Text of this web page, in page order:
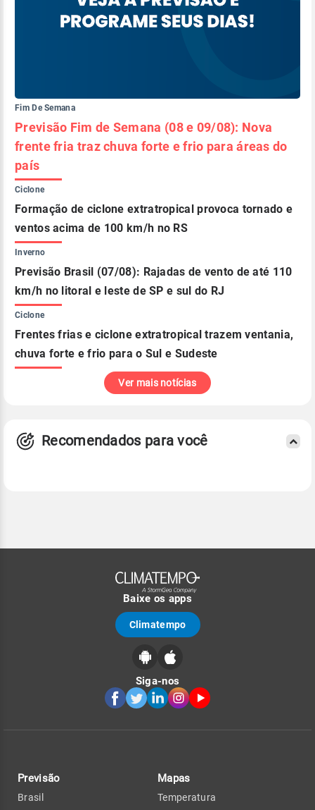
Fim De Semana
Previsão Fim de Semana (08 e 09/08): Nova
frente fria traz chuva forte e frio para áreas do
país
Ciclone
Formação de ciclone extratropical provoca tornado e
ventos acima de 100 km/h no RS
Inverno
Previsão Brasil (07/08): Rajadas de vento de até 110
km/h no litoral e leste de SP e sul do RJ
Ciclone
Frentes frias e ciclone extratropical trazem ventania,
chuva forte e frio para o Sul e Sudeste
Ver mais notícias
Recomendados para você
Baixe os apps
Climatempo
Siga-nos
Previsão
Brasil
Mapas
Temperatura